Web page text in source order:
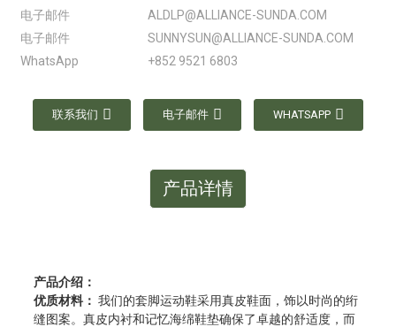
电子邮件
ALDLP@ALLIANCE-SUNDA.COM
电子邮件
SUNNYSUN@ALLIANCE-SUNDA.COM
WhatsApp
+852 9521 6803
联系我们 电子邮件 WHATSAPP
产品详情
产品介绍：
优质材料： 我们的套脚运动鞋采用真皮鞋面，饰以时尚的绗
缝图案。真皮内衬和记忆海绵鞋垫确保了卓越的舒适度，而